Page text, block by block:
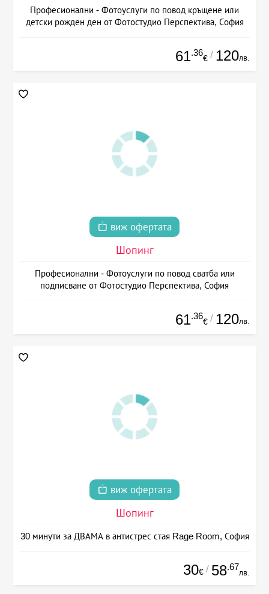
Професионални - Фотоуслуги по повод кръщене или
детски рожден ден от Фотостудио Перспектива, София
61.36
€ / 120лв.
виж офертата
Шопинг
Професионални - Фотоуслуги по повод сватба или
подписване от Фотостудио Перспектива, София
61.36
€ / 120лв.
виж офертата
Шопинг
30 минути за ДВАМА в антистрес стая Rage Room, София
30€ / 58.67
лв.